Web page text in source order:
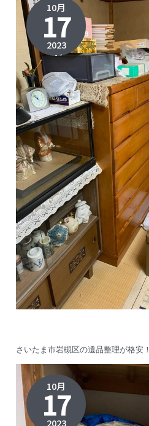
10月
17
2023
2024年3
月15日
さいたま市岩槻区の遺品整理が格安！
10月
17
2023